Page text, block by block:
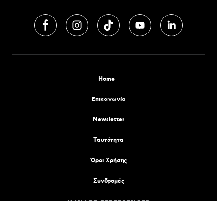
Home
Επικοινωνία
Newsletter
Tαυτότητα
Όροι Χρήσης
Συνδρομές